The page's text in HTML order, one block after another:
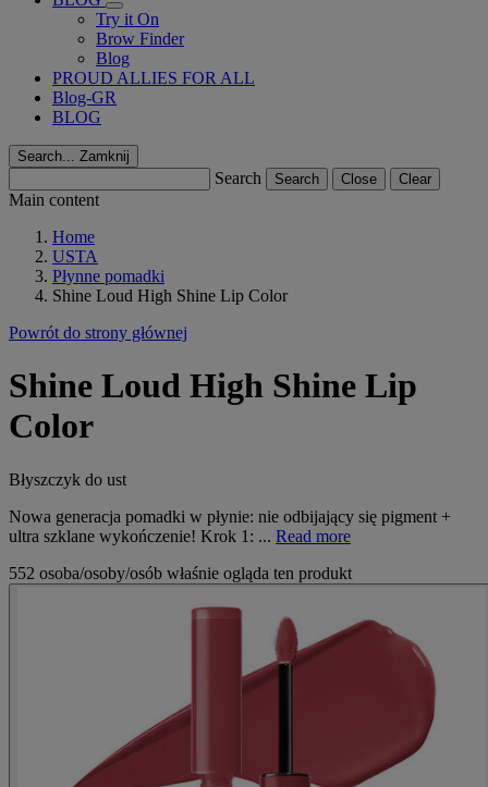
Try it On
Brow Finder
Blog
PROUD ALLIES FOR ALL
Blog-GR
BLOG
Search... Zamknij
Search Search Close Clear
Main content
Home
USTA
Płynne pomadki
Shine Loud High Shine Lip Color
Powrót do strony głównej
Shine Loud High Shine Lip
Color
Błyszczyk do ust
Nowa generacja pomadki w płynie: nie odbijający się pigment +
ultra szklane wykończenie! Krok 1: ... Read more
552 osoba/osoby/osób właśnie ogląda ten produkt